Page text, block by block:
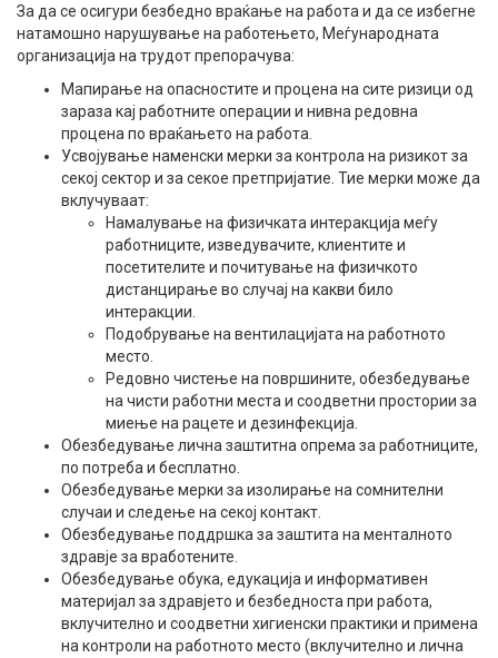
За да се осигури безбедно враќање на работа и да се избегне
натамошно нарушување на работењето, Меѓународната
организација на трудот препорачува:
Мапирање на опасностите и процена на сите ризици од
зараза кај работните операции и нивна редовна
процена по враќањето на работа.
Усвојување наменски мерки за контрола на ризикот за
секој сектор и за секое претпријатие. Тие мерки може да
вклучуваат:
Намалување на физичката интеракција меѓу
работниците, изведувачите, клиентите и
посетителите и почитување на физичкото
дистанцирање во случај на какви било
интеракции.
Подобрување на вентилацијата на работното
место.
Редовно чистење на површините, обезбедување
на чисти работни места и соодветни простории за
миење на рацете и дезинфекција.
Обезбедување лична заштитна опрема за работниците,
по потреба и бесплатно.
Обезбедување мерки за изолирање на сомнителни
случаи и следење на секој контакт.
Обезбедување поддршка за заштита на менталното
здравје за вработените.
Обезбедување обука, едукација и информативен
материјал за здравјето и безбедноста при работа,
вклучително и соодветни хигиенски практики и примена
на контроли на работното место (вклучително и лична